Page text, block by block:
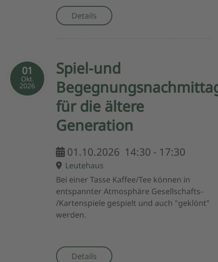
Details
01
Okt.
2026
Spiel-und
für die ältere
Generation
01.10.2026 14:30 - 17:30
Leutehaus
Bei einer Tasse Kaffee/Tee können in
entspannter Atmosphäre Gesellschafts-
/Kartenspiele gespielt und auch "geklönt"
werden.
Details